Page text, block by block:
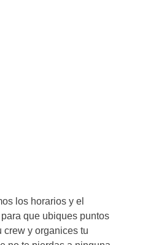
los horarios y el
que ubiques puntos
crew y organices tu